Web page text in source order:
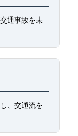
通事故を未
、交通流を